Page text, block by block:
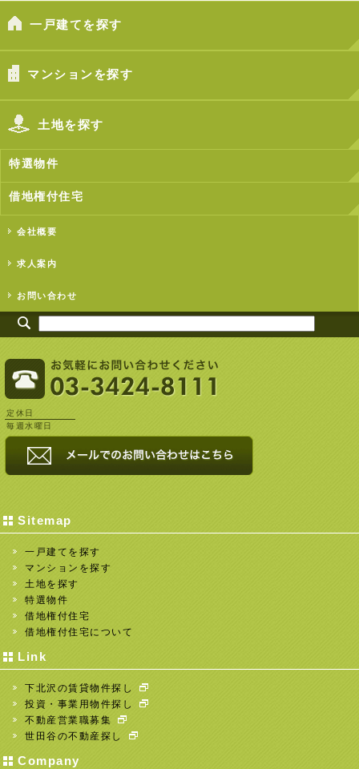
一戸建てを探す
マンションを探す
土地を探す
特選物件
借地権付住宅
会社概要
求人案内
お問い合わせ
定休日
毎週水曜日
Sitemap
一戸建てを探す
マンションを探す
土地を探す
特選物件
借地権付住宅
借地権付住宅について
Link
下北沢の賃貸物件探し
投資・事業用物件探し
不動産営業職募集
世田谷の不動産探し
Company